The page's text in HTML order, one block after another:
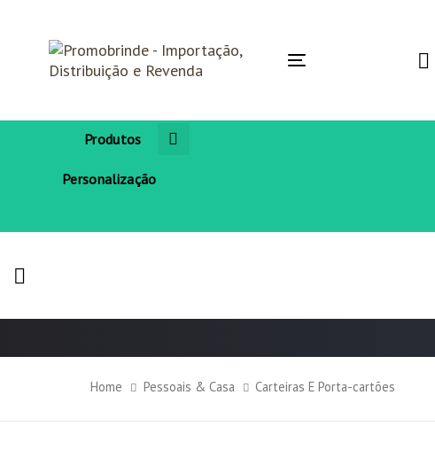
navigation
content
Toggle
Produtos
Personalização
Home Pessoais & Casa Carteiras E Porta-cartões